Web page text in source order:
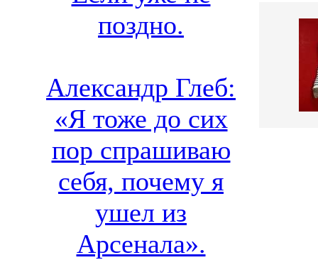
поздно.
Александр Глеб:
«Я тоже до сих
пор спрашиваю
себя, почему я
ушел из
Арсенала».